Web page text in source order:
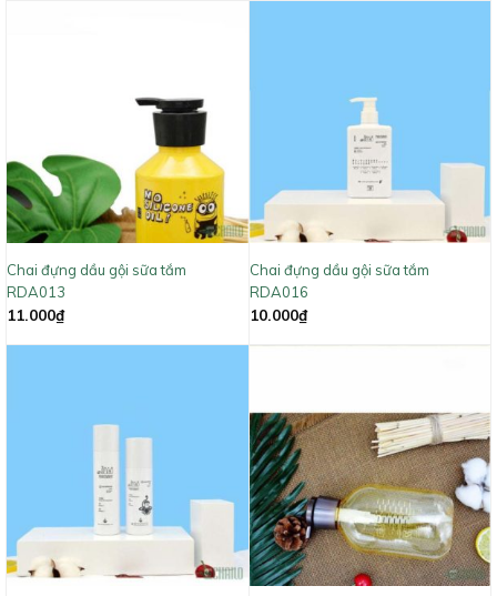
Chai đựng dầu gội sữa tắm
RDA013
11.000₫
Chai đựng dầu gội sữa tắm
RDA016
10.000₫